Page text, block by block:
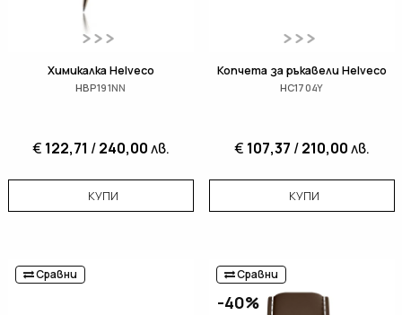
Химикалка Helveco
HBP191NN
€ 122,71 /240,00лв.
КУПИ
Копчета за ръкавели Helveco
HC1704Y
€ 107,37 /210,00лв.
КУПИ
Сравни Сравни
-40%